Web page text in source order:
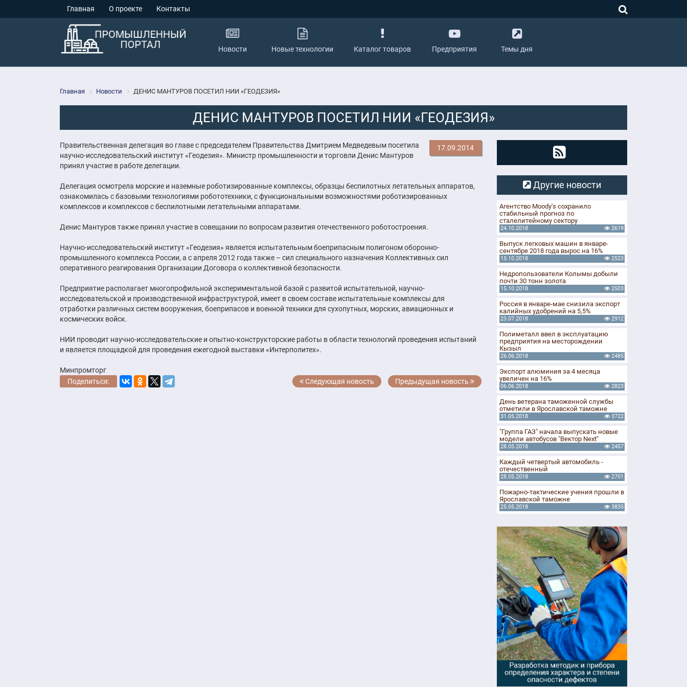
Главная О проекте Контакты
Новости Новые технологии Каталог товаров Предприятия Темы дня
Главная Новости ДЕНИС МАНТУРОВ ПОСЕТИЛ НИИ «ГЕОДЕЗИЯ»
ДЕНИС МАНТУРОВ ПОСЕТИЛ НИИ «ГЕОДЕЗИЯ»
17.09.2014
Правительственная делегация во главе с председателем Правительства Дмитрием Медведевым посетила
научно-исследовательский институт «Геодезия». Министр промышленности и торговли Денис Мантуров
принял участие в работе делегации.
Делегация осмотрела морские и наземные роботизированные комплексы, образцы беспилотных летательных аппаратов,
ознакомилась с базовыми технологиями робототехники, с функциональными возможностями роботизированных
комплексов и комплексов с беспилотными летательными аппаратами.
Денис Мантуров также принял участие в совещании по вопросам развития отечественного роботостроения.
Научно-исследовательский институт «Геодезия» является испытательным боеприпасным полигоном оборонно-
промышленного комплекса России, а с апреля 2012 года также – сил специального назначения Коллективных сил
оперативного реагирования Организации Договора о коллективной безопасности.
Предприятие располагает многопрофильной экспериментальной базой с развитой испытательной, научно-
исследовательской и производственной инфраструктурой, имеет в своем составе испытательные комплексы для
отработки различных систем вооружения, боеприпасов и военной техники для сухопутных, морских, авиационных и
космических войск.
НИИ проводит научно-исследовательские и опытно-конструкторские работы в области технологий проведения испытаний
и является площадкой для проведения ежегодной выставки «Интерполитех».
Минпромторг
Поделиться:
Следующая новость Предыдущая новость
Другие новости
Агентство Moody's сохранило
стабильный прогноз по
сталелитейному сектору
24.10.2018 2619
Выпуск легковых машин в январе-
сентябре 2018 года вырос на 16%
15.10.2018 2523
Недропользователи Колымы добыли
почти 30 тонн золота
15.10.2018 2503
Россия в январе-мае снизила экспорт
калийных удобрений на 5,5%
23.07.2018 2912
Полиметалл ввел в эксплуатацию
предприятия на месторождении
Кызыл
26.06.2018 2485
Экспорт алюминия за 4 месяца
увеличен на 16%
06.06.2018 2823
День ветерана таможенной службы
отметили в Ярославской таможне
31.05.2018 3722
"Группа ГАЗ" начала выпускать новые
модели автобусов "Вектор Next"
28.05.2018 2457
Каждый четвертый автомобиль -
отечественный
28.05.2018 2701
Пожарно-тактические учения прошли в
Ярославской таможне
25.05.2018 3835